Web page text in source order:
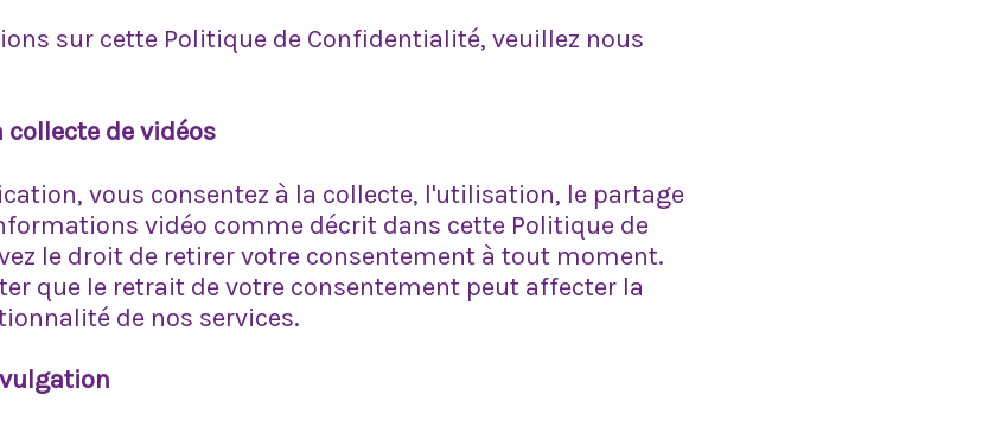
sur cette Politique de Confidentialité, veuillez nous
de vidéos
vous consentez à la collecte, l'utilisation, le partage
vidéo comme décrit dans cette Politique de
le droit de retirer votre consentement à tout moment.
que le retrait de votre consentement peut affecter la
de nos services.